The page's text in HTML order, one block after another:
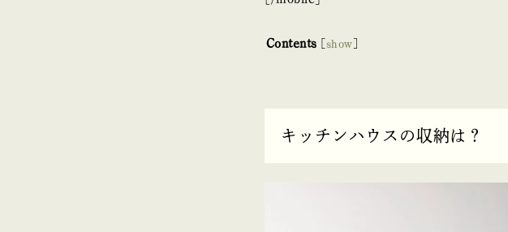
Contents show
キッチンハウスの収納は？